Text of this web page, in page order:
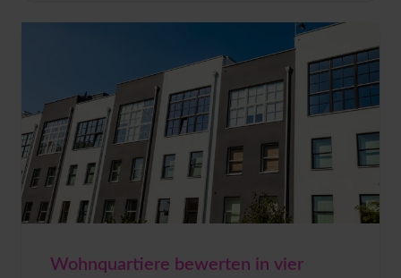
Wohnquartiere bewerten in vier